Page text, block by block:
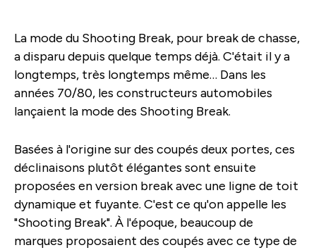
La mode du Shooting Break, pour break de chasse,
a disparu depuis quelque temps déjà. C'était il y a
longtemps, très longtemps même… Dans les
années 70/80, les constructeurs automobiles
lançaient la mode des Shooting Break.
Basées à l'origine sur des coupés deux portes, ces
déclinaisons plutôt élégantes sont ensuite
proposées en version break avec une ligne de toit
dynamique et fuyante. C'est ce qu'on appelle les
"Shooting Break". À l'époque, beaucoup de
marques proposaient des coupés avec ce type de